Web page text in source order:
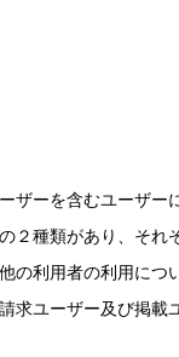
ーを含むユーザー
２種類があり、それ
の利用者の利用につ
求ユーザー及び掲載